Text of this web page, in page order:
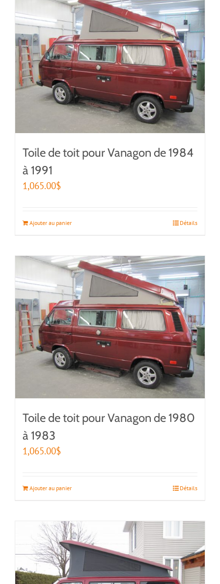
Toile de toit pour Vanagon de 1984
à 1991
1,065.00$
Ajouter au panier Détails
Toile de toit pour Vanagon de 1980
à 1983
1,065.00$
Ajouter au panier Détails